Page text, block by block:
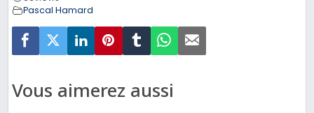
Pascal Hamard
Vous aimerez aussi